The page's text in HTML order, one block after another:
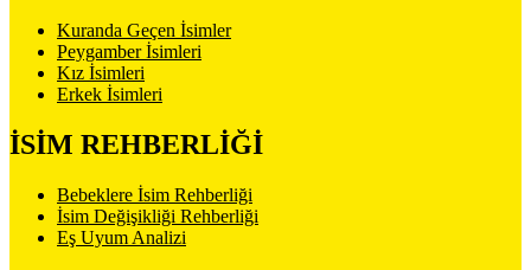
Kuranda Geçen İsimler
Peygamber İsimleri
Kız İsimleri
Erkek İsimleri
İSİM REHBERLİĞİ
Bebeklere İsim Rehberliği
İsim Değişikliği Rehberliği
Eş Uyum Analizi